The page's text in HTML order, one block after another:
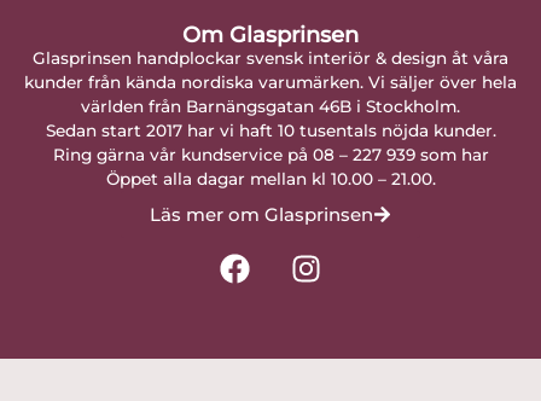
Om Glasprinsen
Glasprinsen handplockar svensk interiör & design åt våra
kunder från kända nordiska varumärken. Vi säljer över hela
världen från Barnängsgatan 46B i Stockholm.
Sedan start 2017 har vi haft 10 tusentals nöjda kunder.
Ring gärna vår kundservice på 08 – 227 939 som har
Öppet alla dagar mellan kl 10.00 – 21.00.
Läs mer om Glasprinsen
F
a
I
n